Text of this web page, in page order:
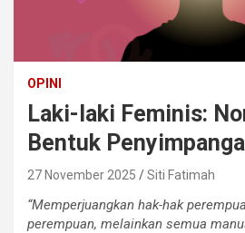
OPINI
Laki-laki Feminis:
Bentuk
27 November 2025 Siti Fatimah
“Memperjuangkan hak-hak
perempuan, melainkan semua